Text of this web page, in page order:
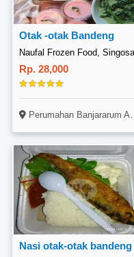
Otak -otak Bandeng
Naufal Frozen Food,
Rp. 28,000
Perumahan Banjararum Asri Estate, Blok BD No. 15 Jl. Korea Utara, Singosari, Malang
Nasi otak-otak bandeng